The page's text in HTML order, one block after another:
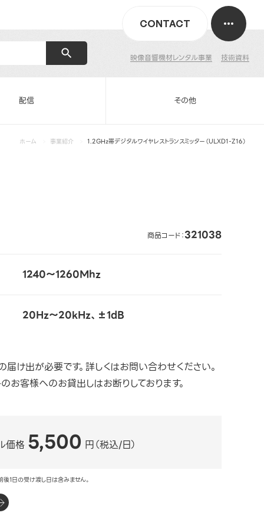
映像音響機材レンタル事業 技術資料
CONTACT
配信 その他
ホーム 事業紹介 1.2GHz帯デジタルワイヤレストランスミッター（ULXD1-Z16）
商品コード：321038
1240～1260Mhz
20Hz～20kHz、±1dB
け出が必要です。詳しくはお問い合わせください。
お客様へのお貸出しはお断りしております。
価格 5,500 円（税込/日）
1日の受け渡し日は含みません。